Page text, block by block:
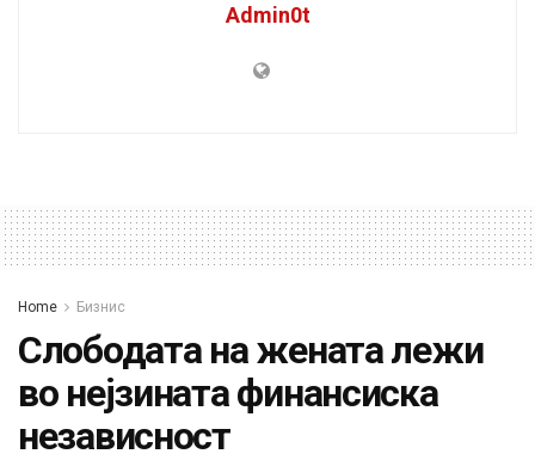
Admin0t
Home Бизнис
Слободата на жената лежи
во нејзината финансиска
независност